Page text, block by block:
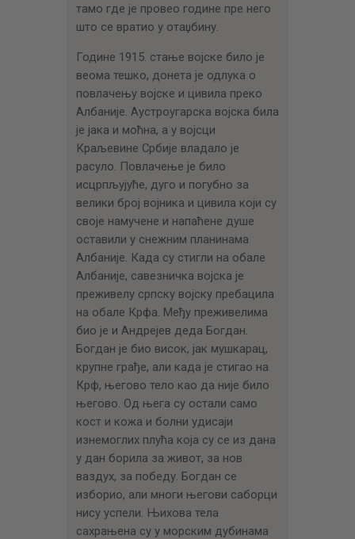
тамо где је провео године пре него
што се вратио у отаџбину.
Године 1915. стање војске било је
веома тешко, донета је одлука о
повлачењу војске и цивила преко
Албаније. Аустроугарска војска била
је јака и моћна, а у војсци
Краљевине Србије владало је
расуло. Повлачење је било
исцрпљујуће, дуго и погубно за
велики број војника и цивила који су
своје намучене и напаћене душе
оставили у снежним планинама
Албаније. Када су стигли на обале
Албаније, савезничка војска је
преживелу српску војску пребацила
на обале Крфа. Међу преживелима
био је и Андрејев деда Богдан.
Богдан је био висок, јак мушкарац,
крупне грађе, али када је стигао на
Крф, његово тело као да није било
његово. Од њега су остали само
кост и кожа и болни удисаји
изнемоглих плућа која су се из дана
у дан борила за живот, за нов
ваздух, за победу. Богдан се
изборио, али многи његови саборци
нису успели. Њихова тела
сахрањена су у морским дубинама